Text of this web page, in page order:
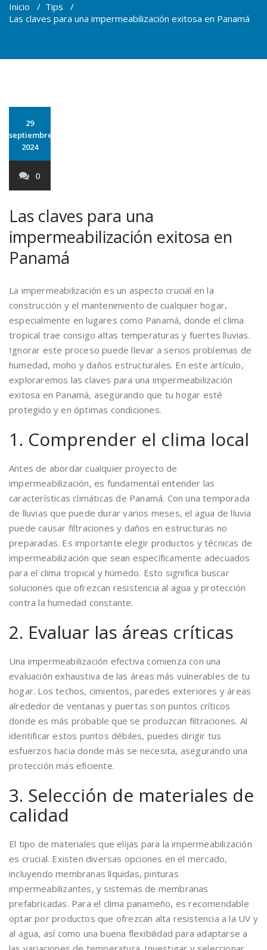
Inicio / Tips /
Las claves para una impermeabilización exitosa en Panamá
29
septiembre
2024
0
Las claves para una
impermeabilización exitosa en
Panamá
La impermeabilización es un aspecto crucial en la
construcción y el mantenimiento de cualquier hogar,
especialmente en lugares como Panamá, donde el clima
tropical trae consigo altas temperaturas y fuertes lluvias.
Ignorar este proceso puede llevar a serios problemas de
humedad, moho y daños estructurales. En este artículo,
exploraremos las claves para una impermeabilización
exitosa en Panamá, asegurando que tu hogar esté
protegido y en óptimas condiciones.
1. Comprender el clima local
Antes de abordar cualquier proyecto de
impermeabilización, es fundamental entender las
características climáticas de Panamá. Con una temporada
de lluvias que puede durar varios meses, el agua de lluvia
puede causar filtraciones y daños en estructuras no
preparadas. Es importante elegir productos y técnicas de
impermeabilización que sean específicamente adecuados
para el clima tropical y húmedo. Esto significa buscar
soluciones que ofrezcan resistencia al agua y protección
contra la humedad constante.
2. Evaluar las áreas críticas
Una impermeabilización efectiva comienza con una
evaluación exhaustiva de las áreas más vulnerables de tu
hogar. Los techos, cimientos, paredes exteriores y áreas
alrededor de ventanas y puertas son puntos críticos
donde es más probable que se produzcan filtraciones. Al
identificar estos puntos débiles, puedes dirigir tus
esfuerzos hacia donde más se necesita, asegurando una
protección más eficiente.
3. Selección de materiales de
calidad
El tipo de materiales que elijas para la impermeabilización
es crucial. Existen diversas opciones en el mercado,
incluyendo membranas líquidas, pinturas
impermeabilizantes, y sistemas de membranas
prefabricadas. Para el clima panameño, es recomendable
optar por productos que ofrezcan alta resistencia a la UV y
al agua, así como una buena flexibilidad para adaptarse a